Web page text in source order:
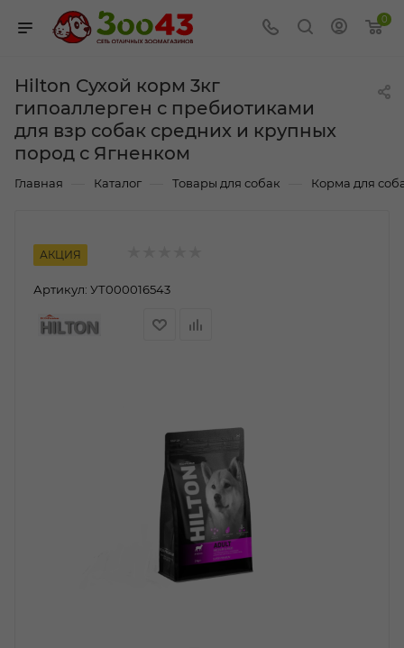
0
Hilton Сухой корм 3кг
гипоаллерген с пребиотиками
для взр собак средних и крупных
пород с Ягненком
Главная Каталог Товары для собак Корма для
АКЦИЯ
Артикул: УТ000016543